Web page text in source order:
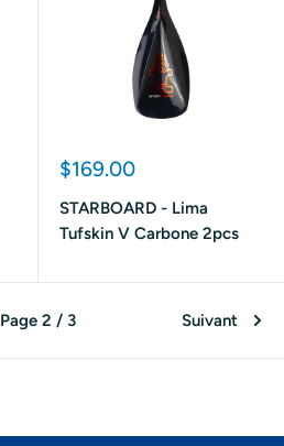
Prix
$169.00
STARBOARD - Lima
Tufskin V Carbone 2pcs
Page 2 / 3 Suivant